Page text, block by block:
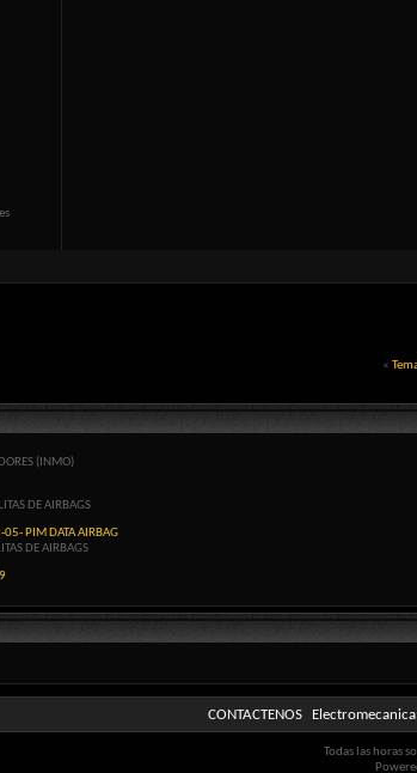
«
(INMO)
DE AIRBAGS
05- PIM DATA AIRBAG
DE AIRBAGS
CONTACTENOS
Todas las horas